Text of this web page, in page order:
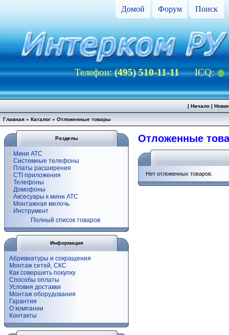
Домой Форум Поиск
Телефон:(495) 510-11-11ICQ:
| Начало|
Главная » Каталог » Отложенные товары
Разделы
Мини АТС
Системные телефоны
Платы расширения
CTI приложения
Телефоны
Домофоны
Аксесуары к мини АТС
Монтажная мелочь
Инструмент
Полный список товаров
Информация
Абривиатуры и сокращения
Монтаж сетей, СКС
Как совершить покупку
Способы оплаты
Условия доставки
Монтаж оборудования
Гарантия
О компании
Контакты
Отложенные
Нет отложенных товаров.